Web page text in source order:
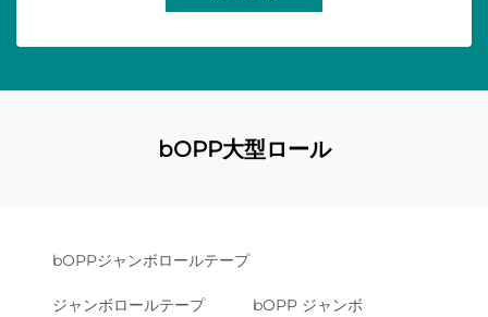
bOPP大型ロール
bOPPジャンボロールテープ
ジャンボロールテープ bOPP ジャンボ